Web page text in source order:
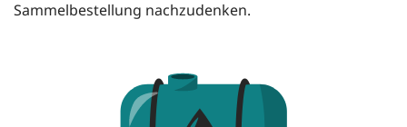
Sammelbestellung nachzudenken.